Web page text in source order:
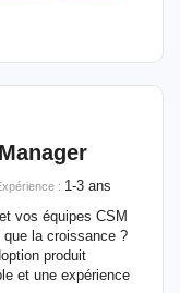
: 1-3 ans
vos équipes CSM
que la croissance ?
produit
et une expérience